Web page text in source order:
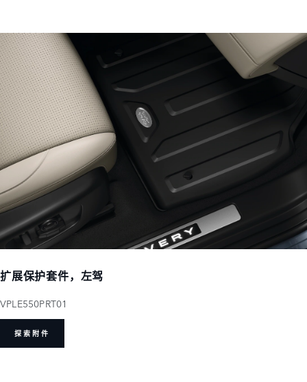
扩展保护套件，左驾
VPLE550PRT01
探索附件